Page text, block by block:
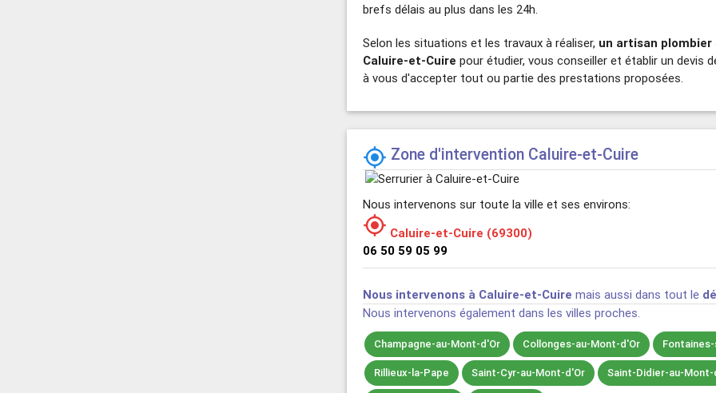
brefs délais au plus dans les 24h.
Selon les situations et les travaux à réaliser, un artisan plombier
Caluire-et-Cuire pour étudier, vous conseiller et établir un devis
à vous d'accepter tout ou partie des prestations proposées.
 Zone d'intervention Caluire-et-Cuire
Nous intervenons sur toute la ville et ses environs:
 Caluire-et-Cuire (69300)
06 50 59 05 99
Nous intervenons à Caluire-et-Cuire mais aussi dans tout le
Nous intervenons également dans les villes proches.
Champagne-au-Mont-d'Or Collonges-au-Mont-d'Or
Rillieux-la-Pape Saint-Cyr-au-Mont-d'Or Saint-Didier-au-Mont-